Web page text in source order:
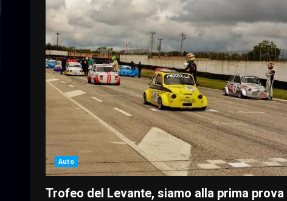
Auto
Trofeo del Levante, siamo alla prima prova